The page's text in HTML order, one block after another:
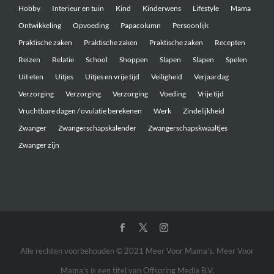
Hobby
Interieur en tuin Kind Kinderwens Lifestyle
Mama
Ontwikkeling
Opvoeding Papacolumn
Persoonlijk
Praktische zaken
Praktische zaken Praktische zaken
Recepten
Reizen
Relatie School Shoppen Slapen Slapen
Spelen
Uit eten
Uitjes Uitjes en vrije tijd Veiligheid
Verjaardag
Verzorging
Verzorging Verzorging Voeding
Vrije tijd
Vruchtbare dagen / ovulatie berekenen
Werk
Zindelijkheid
Zwanger
Zwangerschapskalender
Zwangerschapskwaaltjes
Zwanger zijn
Alle rechten voorbehouden © 2021 Meer Voor Mama’s. Meer Voor
Mama's is een titel van Offspring Media B.V.